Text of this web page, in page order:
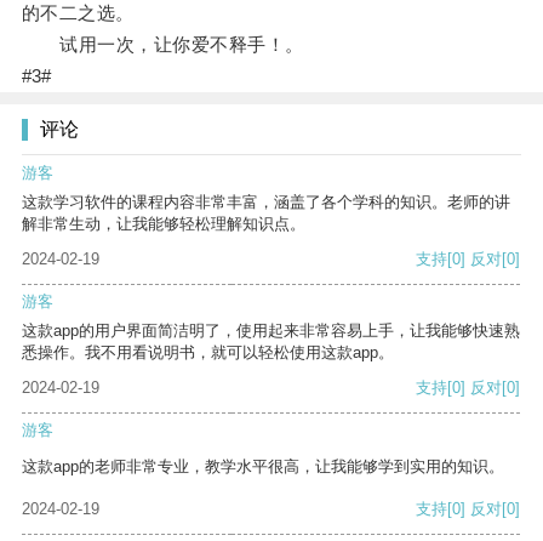
的不二之选。
试用一次，让你爱不释手！。
#3#
评论
游客
这款学习软件的课程内容非常丰富，涵盖了各个学科的知识。老师的讲
解非常生动，让我能够轻松理解知识点。
2024-02-19
支持[0] 反对[0]
游客
这款app的用户界面简洁明了，使用起来非常容易上手，让我能够快速熟
悉操作。我不用看说明书，就可以轻松使用这款app。
2024-02-19
支持[0] 反对[0]
游客
这款app的老师非常专业，教学水平很高，让我能够学到实用的知识。
2024-02-19 支持[0] 反对[0]